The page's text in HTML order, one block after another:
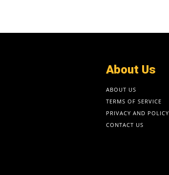
About Us
ABOUT US
TERMS OF SERVICE
PRIVACY AND POLICY
CONTACT US